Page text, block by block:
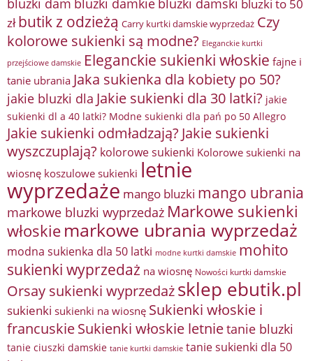
bluzki dam
bluzki damski bluzki to 50
zł butik z odzieżą Carry kurtki damskie wyprzedaż Czy
kolorowe sukienki są modne? Eleganckie kurtki
przejściowe damskie Eleganckie sukienki włoskie fajne i
tanie ubrania Jaka sukienka dla kobiety po 50?
jakie bluzki dla Jakie sukienki dla 30 latki? jakie
sukienki dl a 40 latki? Modne sukienki dla pań po 50 Allegro
Jakie sukienki odmładzają? Jakie sukienki
wyszczuplają? kolorowe sukienki Kolorowe sukienki na
wiosnę koszulowe sukienki letnie
wyprzedaże mango bluzki mango ubrania
markowe bluzki wyprzedaż Markowe sukienki
włoskie markowe ubrania wyprzedaż
modna sukienka dla 50 latki modne kurtki damskie mohito
sukienki wyprzedaż na wiosnę Nowości kurtki damskie
Orsay sukienki wyprzedażsklep ebutik.pl
sukienki sukienki na wiosnę Sukienki włoskie i
francuskieSukienki włoskie letnietanie bluzki
tanie ciuszki damskie tanie kurtki damskie tanie sukienki dla 50